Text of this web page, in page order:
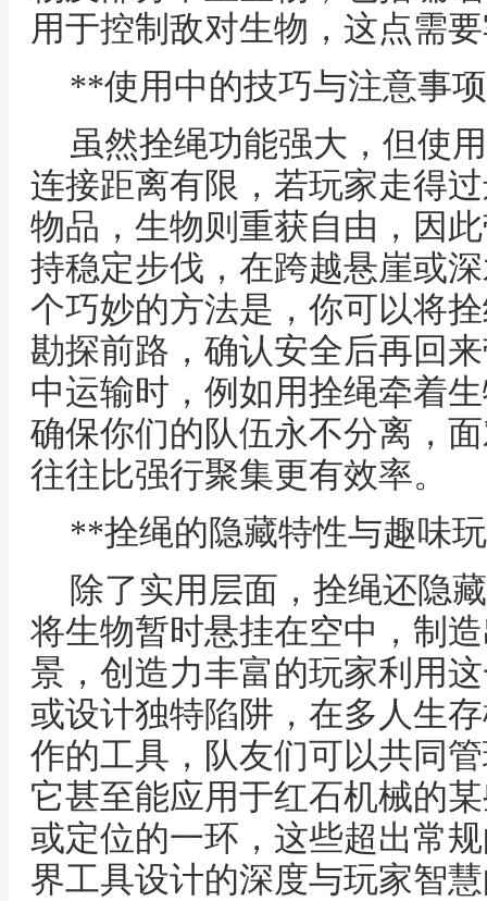
用于控制敌对生物，这点需
**使用中的技巧与注意事
虽然拴绳功能强大，但使
连接距离有限，若玩家走得
物品，生物则重获自由，因
持稳定步伐，在跨越悬崖或
个巧妙的方法是，你可以将
勘探前路，确认安全后再回
中运输时，例如用拴绳牵着
确保你们的队伍永不分离，
往往比强行聚集更有效率。
**拴绳的隐藏特性与趣味
除了实用层面，拴绳还隐
将生物暂时悬挂在空中，制
景，创造力丰富的玩家利用
或设计独特陷阱，在多人生
作的工具，队友们可以共同
它甚至能应用于红石机械的
或定位的一环，这些超出常
界工具设计的深度与玩家智